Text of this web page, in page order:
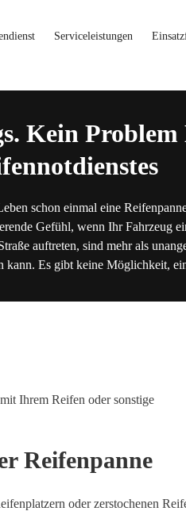
Serviceleistungen
Kein Problem
schon einmal eine
Gefühl, wenn Ihr Fahrzeug
auftreten, sind mehr als
kann. Es gibt keine Möglichkeit,
Ihrem Reifen oder sonstige
Reifenpanne
oder zerstochenen